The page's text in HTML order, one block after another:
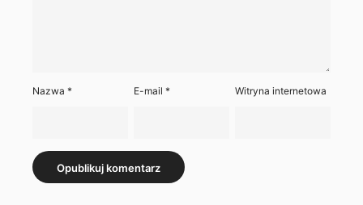
Nazwa * E-mail* Witryna internetowa